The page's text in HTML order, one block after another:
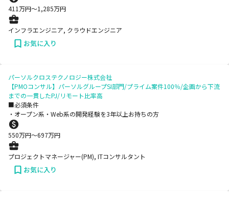
411万円〜1,285万円
インフラエンジニア, クラウドエンジニア
お気に入り
パーソルクロステクノロジー株式会社
【PMOコンサル】パーソルグループSI部門/プライム案件100％/企画から下流
までの一貫したPJ/リモート比率高
■必須条件
・オープン系・Web系の開発経験を3年以上お持ちの方
550万円〜697万円
プロジェクトマネージャー(PM), ITコンサルタント
お気に入り